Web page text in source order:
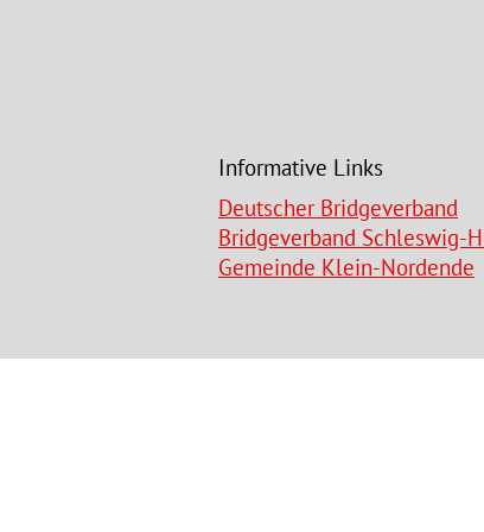
Informative Links
Deutscher Bridgeverband
Bridgeverband Schleswig-
Gemeinde Klein-Nordende